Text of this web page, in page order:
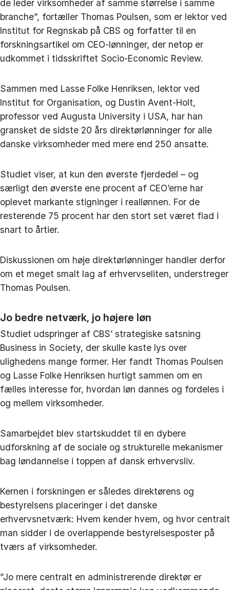
de leder virksomheder af samme størrelse i samme
branche”, fortæller Thomas Poulsen, som er lektor ved
Institut for Regnskab på CBS og forfatter til en
forskningsartikel om CEO-lønninger, der netop er
udkommet i tidsskriftet Socio-Economic Review.
Sammen med Lasse Folke Henriksen, lektor ved
Institut for Organisation, og Dustin Avent‑Holt,
professor ved Augusta University i USA, har han
gransket de sidste 20 års direktørlønninger for alle
danske virksomheder med mere end 250 ansatte.
Studiet viser, at kun den øverste fjerdedel – og
særligt den øverste ene procent af CEO’erne har
oplevet markante stigninger i reallønnen. For de
resterende 75 procent har den stort set været flad i
snart to årtier.
Diskussionen om høje direktørlønninger handler derfor
om et meget smalt lag af erhvervseliten, understreger
Thomas Poulsen.
Jo bedre netværk, jo højere løn
Studiet udspringer af CBS’ strategiske satsning
Business in Society, der skulle kaste lys over
ulighedens mange former. Her fandt Thomas Poulsen
og Lasse Folke Henriksen hurtigt sammen om en
fælles interesse for, hvordan løn dannes og fordeles i
og mellem virksomheder.
Samarbejdet blev startskuddet til en dybere
udforskning af de sociale og strukturelle mekanismer
bag løndannelse i toppen af dansk erhvervsliv.
Kernen i forskningen er således direktørens og
bestyrelsens placeringer i det danske
erhvervsnetværk: Hvem kender hvem, og hvor centralt
man sidder i de overlappende bestyrelsesposter på
tværs af virksomheder.
”Jo mere centralt en administrerende direktør er